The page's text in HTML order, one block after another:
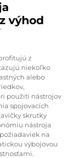
výhod
z
niekoľko
alebo
použití nástrojov
spojovacích
skrutky
nástroja
na
výbojovou